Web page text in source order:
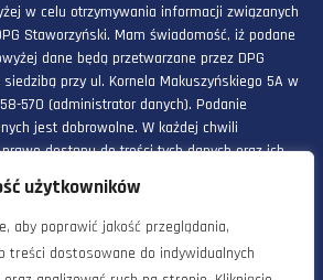
użytkowników
aby poprawić jakość przeglądania,
treści dostosowane do indywidualnych
w celu otrzymywania informacji związanych
Staworzyński. Mam świadomość, iż podane
dane będą przetwarzane przez DPG
przy ul. Kornela Makuszyńskiego 5A w
570 (administrator danych). Podanie
jest dobrowolne. W każdej chwili
dostępu do treści tych danych oraz ich
powyższa zgoda może być odwołana w każdym